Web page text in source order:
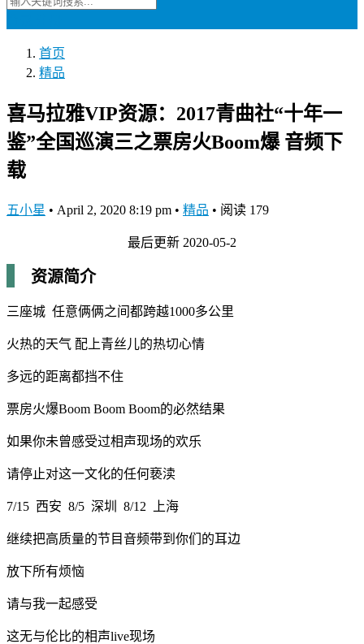
首页
精品
喜马拉雅VIP资源：2017青曲社“十年一
鉴”全国巡演三之票房火Boom爆 音频下
载
五小星 • April 2, 2020 8:19 pm • 精品 • 阅读 179
最后更新 2020-05-2
资源简介
三座城 任意俩俩之间都跨越1000多公里
火热的天气 配上青丝儿的热切心情
多远的距离都挡不住
票房火爆Boom Boom Boom的必然结果
如果你未曾感受过相声现场的欢乐
请停止对这一文化的任何亵渎
7/15 西安 8/5 深圳 8/12 上海
继续把高质量的节目音频带到你们的耳边
放下所有烦恼
请与我一起感受
这无与伦比的相声live现场